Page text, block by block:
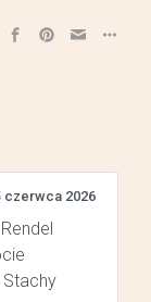
czerwca 2026